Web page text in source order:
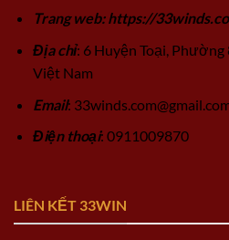
Trang web: https://
Địa chỉ: 6 Huyện Toại,
Việt Nam
Email:
Điện thoại: 0911009870
LIÊN KẾT 33WIN